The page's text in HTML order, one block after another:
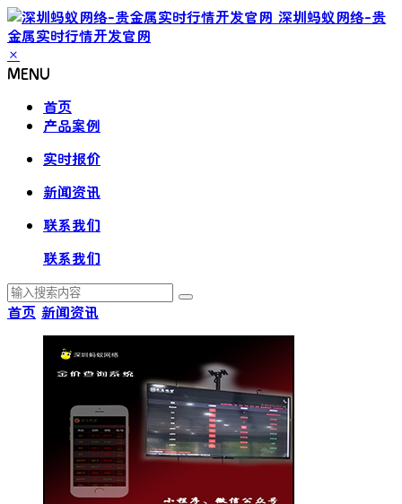
深圳蚂蚁网络-贵
金属实时行情开发官网
×
MENU
首页
产品案例
实时报价
新闻资讯
联系我们
联系我们
首页 新闻资讯